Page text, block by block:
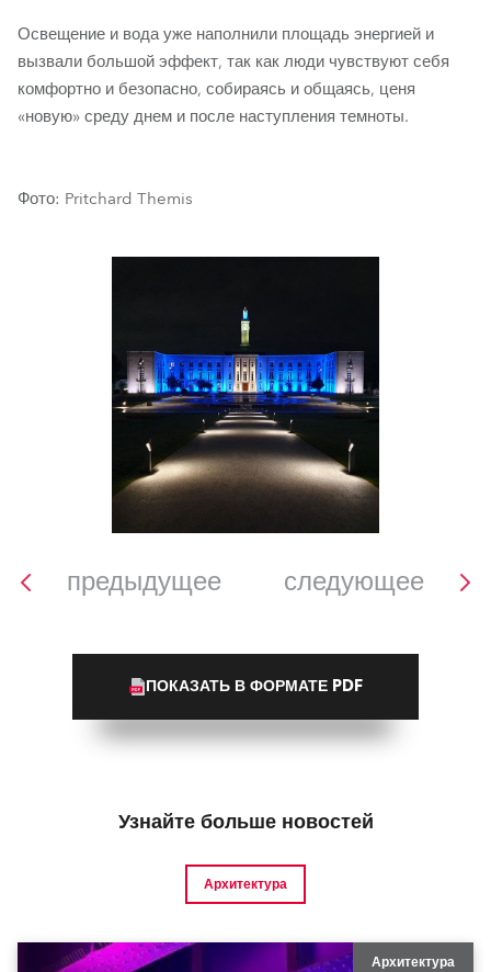
Освещение и вода уже наполнили площадь энергией и
вызвали большой эффект, так как люди чувствуют себя
комфортно и безопасно, собираясь и общаясь, ценя
«новую» среду днем и после наступления темноты.
Фото: Pritchard Themis
предыдущее следующее
ПОКАЗАТЬ В ФОРМАТЕ PDF
Узнайте больше новостей
Архитектура
Архитектура